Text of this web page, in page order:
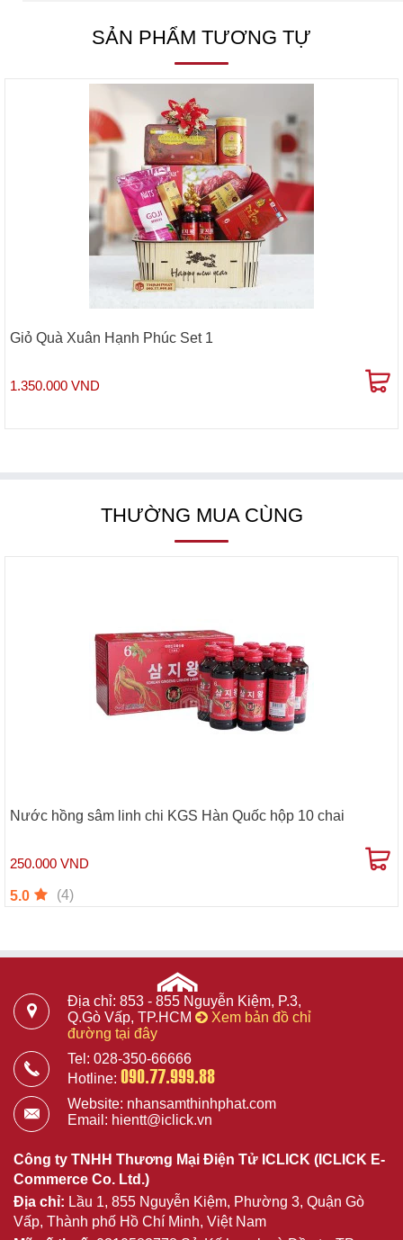
SẢN PHẨM TƯƠNG TỰ
Giỏ Quà Xuân Hạnh Phúc Set 1
1.350.000 VND
THƯỜNG MUA CÙNG
Nước hồng sâm linh chi KGS Hàn Quốc hộp 10 chai
250.000 VND
5.0 (4)
Địa chỉ: 853 - 855 Nguyễn Kiệm, P.3,
Q.Gò Vấp, TP.HCM
Xem bản đồ chỉ
đường tại đây
Tel: 028-350-66666
Hotline: 090.77.999.88
Website: nhansamthinhphat.com
Email: hientt@iclick.vn
Công ty TNHH Thương Mại Điện Tử ICLICK (ICLICK E-
Commerce Co. Ltd.)
Địa chỉ: Lầu 1, 855 Nguyễn Kiệm, Phường 3, Quận Gò
Vấp, Thành phố Hồ Chí Minh, Việt Nam